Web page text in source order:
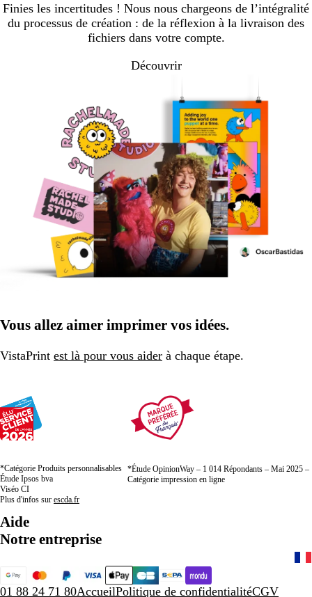
Finies les incertitudes ! Nous nous chargeons de l’intégralité
du processus de création : de la réflexion à la livraison des
fichiers dans votre compte.
Découvrir
Vous allez aimer imprimer vos idées.
VistaPrint est là pour vous aider à chaque étape.
*Catégorie Produits personnalisables
Étude Ipsos bva
Viséo CI
Plus d'infos sur escda.fr
*Étude OpinionWay – 1 014 Répondants – Mai 2025 –
Catégorie impression en ligne
Aide
Notre entreprise
01 88 24 71 80AccueilPolitique de confidentialitéCGV